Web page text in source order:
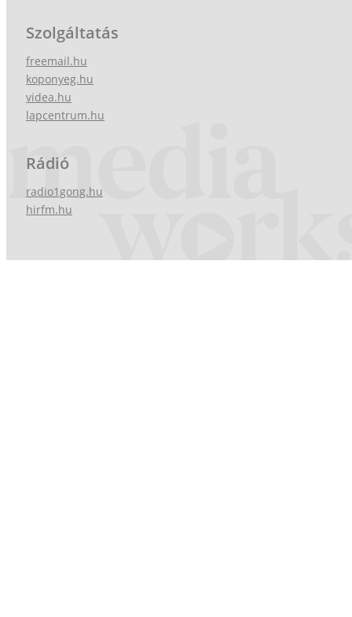
Szolgáltatás
freemail.hu
koponyeg.hu
videa.hu
lapcentrum.hu
Rádió
radio1gong.hu
hirfm.hu